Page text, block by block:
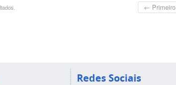
← Primeiro
Redes Sociais